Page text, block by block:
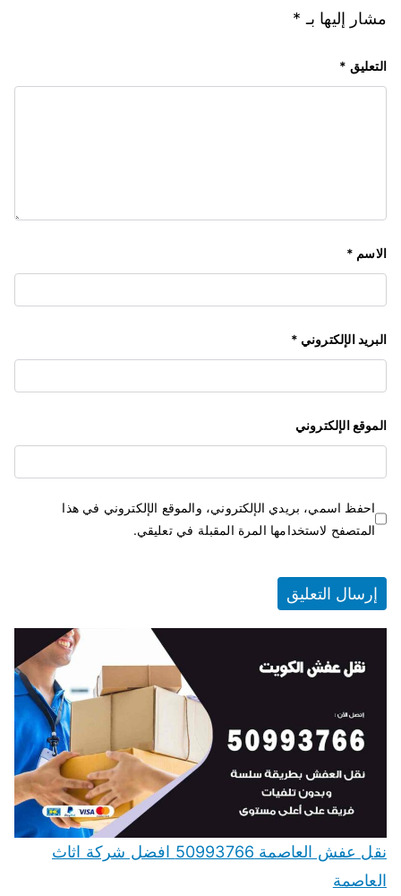
مشار إليها بـ *
التعليق *
الاسم *
البريد الإلكتروني *
الموقع الإلكتروني
احفظ اسمي، بريدي الإلكتروني، والموقع الإلكتروني في هذا
المتصفح لاستخدامها المرة المقبلة في تعليقي.
نقل عفش العاصمة 50993766 افضل شركة اثاث
العاصمة